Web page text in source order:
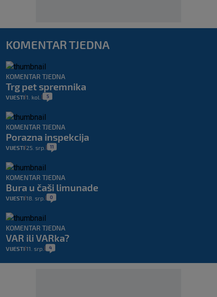
KOMENTAR TJEDNA
KOMENTAR TJEDNA
Trg pet spremnika
VIJESTI 1. kol. 5
KOMENTAR TJEDNA
Porazna inspekcija
VIJESTI 25. srp. 11
KOMENTAR TJEDNA
Bura u čaši limunade
VIJESTI 18. srp. 0
KOMENTAR TJEDNA
VAR ili VARka?
VIJESTI 11. srp. 4